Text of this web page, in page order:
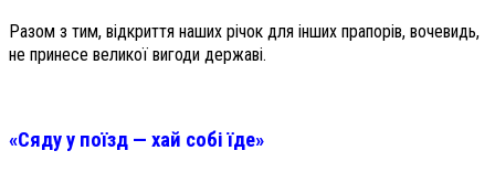
Разом з тим, відкриття наших річок для інших прапорів, вочевидь,
не принесе великої вигоди державі.
«Сяду у поїзд — хай собі їде»